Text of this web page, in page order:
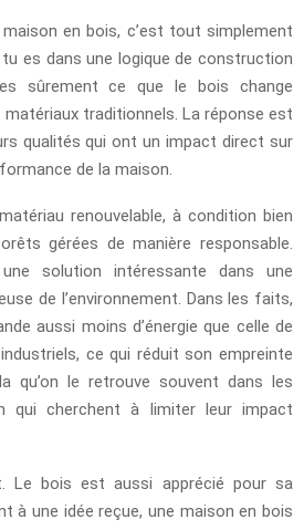
en bois, c’est tout simplement
es dans une logique de construction
sûrement ce que le bois change
traditionnels. La réponse est
qualités qui ont un impact direct sur
de la maison.
renouvelable, à condition bien
gérées de manière responsable.
solution intéressante dans une
de l’environnement. Dans les faits,
aussi moins d’énergie que celle de
ce qui réduit son empreinte
qu’on le retrouve souvent dans les
qui cherchent à limiter leur impact
Le bois est aussi apprécié pour sa
à une idée reçue, une maison en bois